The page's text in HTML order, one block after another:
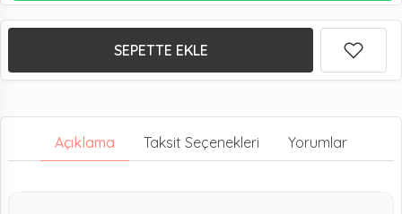
SEPETTE EKLE
Açıklama Taksit Seçenekleri Yorumlar